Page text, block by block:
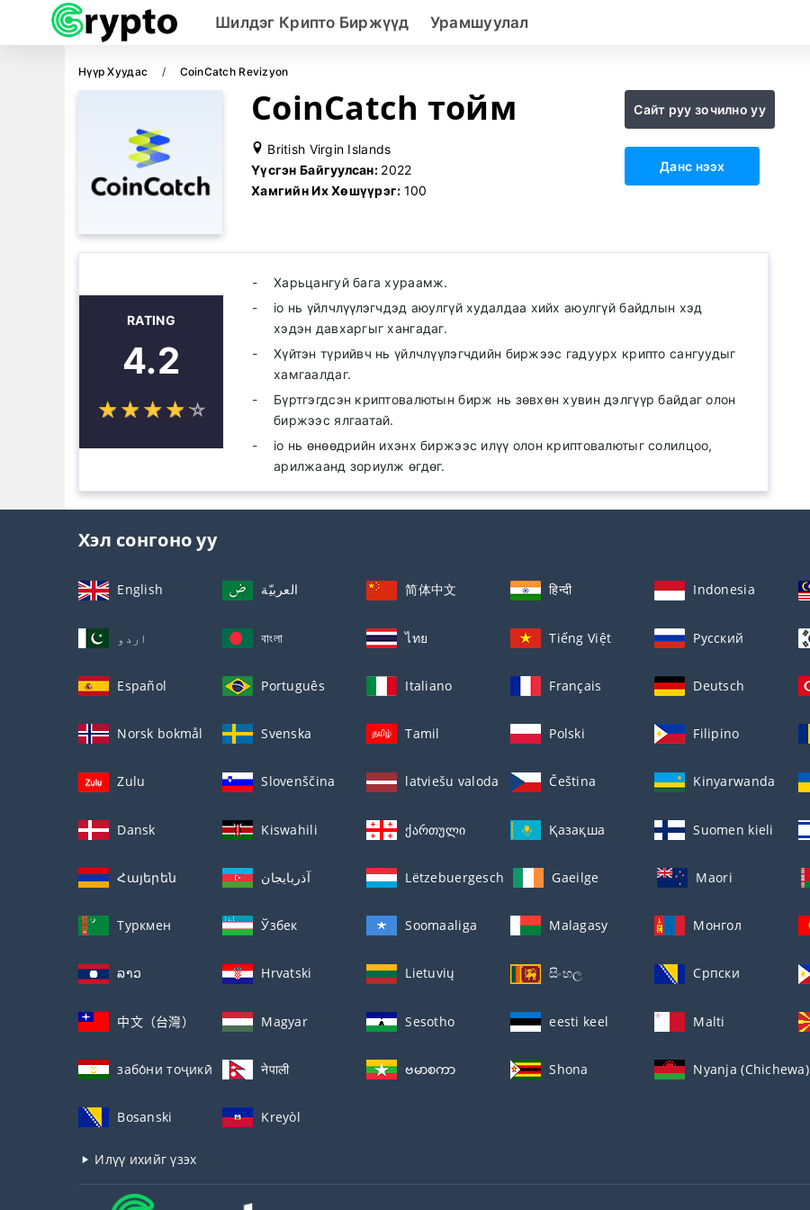
Шилдэг Крипто Биржүүд Урамшуулал
Нүүр Хуудас CoinCatch Revizyon
CoinCatch тойм
British Virgin Islands
Үүсгэн Байгуулсан: 2022
Хамгийн Их Хөшүүрэг: 100
Сайт руу зочилно уу
Данс нээх
RATING
4.2
☆☆☆☆☆
★★★★★
Харьцангуй бага хураамж.
io нь үйлчлүүлэгчдэд аюулгүй худалдаа хийх аюулгүй байдлын хэд
хэдэн давхаргыг хангадаг.
Хүйтэн түрийвч нь үйлчлүүлэгчдийн биржээс гадуурх крипто сангуудыг
хамгаалдаг.
Бүртгэгдсэн криптовалютын бирж нь зөвхөн хувин дэлгүүр байдаг олон
биржээс ялгаатай.
io нь өнөөдрийн ихэнх биржээс илүү олон криптовалютыг солилцоо,
арилжаанд зориулж өгдөг.
Хэл сонгоно уу
English العربيّة 简体中文 हिन्दी Indonesia
اردو বাংলা ไทย Tiếng Việt Русский
Español Português Italiano Français Deutsch
Norsk bokmål Svenska Tamil Polski Filipino
Zulu Slovenščina latviešu valoda Čeština Kinyarwanda
Dansk Kiswahili ქართული Қазақша Suomen kieli
Հայերեն آذربايجان Lëtzebuergesch Gaeilge Maori
Туркмен Ўзбек Soomaaliga Malagasy Монгол
ລາວ Hrvatski Lietuvių සිංහල Српски
中文（台灣） Magyar Sesotho eesti keel Malti
забо́ни тоҷикӣ́ नेपाली ဗမာစကာ Shona Nyanja (Chichewa)
Bosanski Kreyòl
Илүү ихийг үзэх